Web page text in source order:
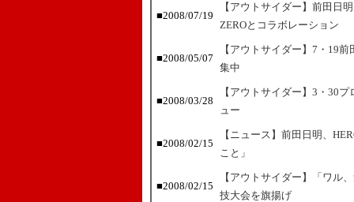
■2008/07/19
【アウトサイダー】前田日
ZEROとコラボレーション
■2008/05/07
【アウトサイダー】7・19
集中
■2008/03/28
【アウトサイダー】3・30
ュー
■2008/02/15
【ニュース】前田日明、
こと」
■2008/02/15
【アウトサイダー】「ワル
技大会を旗揚げ